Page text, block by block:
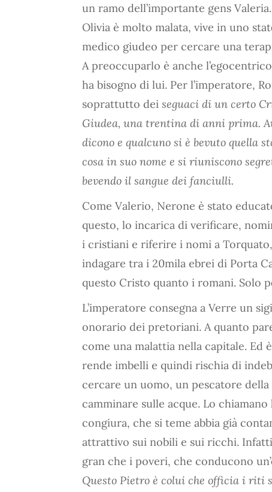
un ramo dell’importante gens
Olivia è molto malata, vive in uno
medico giudeo per cercare una
A preoccuparlo è anche
ha bisogno di lui. Per l’imperatore,
soprattutto dei seguaci di un certo
Giudea, una trentina di anni prima.
dicono e qualcuno si è bevuto quella
cosa in suo nome e si riuniscono
bevendo il sangue dei fanciulli.
Come Valerio, Nerone è stato
questo, lo incarica di verificare,
i cristiani e riferire i nomi a
indagare tra i 20mila ebrei di Porta
questo Cristo quanto i romani. Solo
L’imperatore consegna a Verre un
onorario dei pretoriani. A quanto
come una malattia nella capitale. Ed
rende imbelli e quindi rischia di
cercare un uomo, un pescatore
camminare sulle acque. Lo
congiura, che si teme abbia già
attrattivo sui nobili e sui ricchi.
gran che i poveri, che conducono
Questo Pietro è colui che officia i riti